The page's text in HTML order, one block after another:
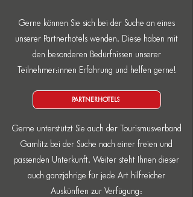
Gerne können Sie sich bei der Suche an eines
unserer Partnerhotels wenden. Diese haben mit
den besonderen Bedürfnissen unserer
Teilnehmer:innen Erfahrung und helfen gerne!
PARTNERHOTELS
Gerne unterstützt Sie auch der Tourismusverband
Gamlitz bei der Suche nach einer freien und
passenden Unterkunft. Weiter steht Ihnen dieser
auch ganzjährige für jede Art hilfreicher
Auskünften zur Verfügung: